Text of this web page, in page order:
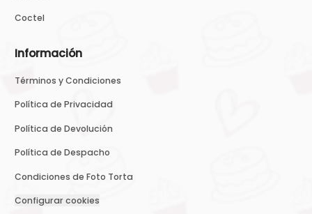
Coctel
Información
Términos y Condiciones
Política de Privacidad
Política de Devolución
Política de Despacho
Condiciones de Foto Torta
Configurar cookies